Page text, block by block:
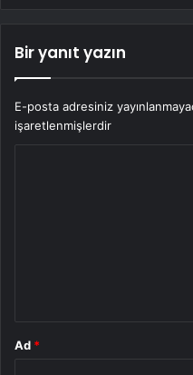
Bir yanıt yazın
E-posta adresiniz
işaretlenmişlerdir
Ad *